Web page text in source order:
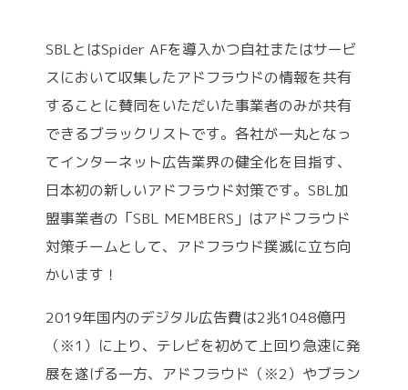
SBLとはSpider AFを導入かつ自社またはサービ
スにおいて収集したアドフラウドの情報を共有
することに賛同をいただいた事業者のみが共有
できるブラックリストです。各社が一丸となっ
てインターネット広告業界の健全化を目指す、
日本初の新しいアドフラウド対策です。SBL加
盟事業者の「SBL MEMBERS」はアドフラウド
対策チームとして、アドフラウド撲滅に立ち向
かいます！​
2019年国内のデジタル広告費は2兆1048億円
（※1）に上り、テレビを初めて上回り急速に発
展を遂げる一方、アドフラウド（※2）やブラン